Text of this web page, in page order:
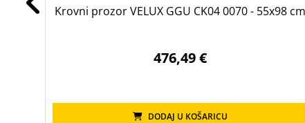
Krovni prozor VELUX GGU CK04 0070 - 55x98 cm
476,49 €
DODAJ U KOŠARICU